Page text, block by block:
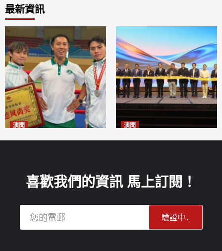
最新資訊
澳聞 澳聞
喜歡我們的資訊 馬上訂閱！